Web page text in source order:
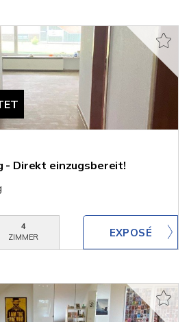
- Direkt einzugsbereit!
4
ZIMMER